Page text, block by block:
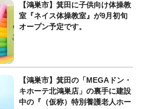
【鴻巣市】箕田に子供向け体操教
室『ネイス体操教室』が9月初旬
オープン予定です。
【鴻巣市】箕田の「MEGAドン・
キホーテ北鴻巣店」の裏手に建設
中の『（仮称）特別養護老人ホー